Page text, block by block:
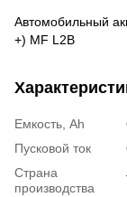
Автомобильный
+) MF L2B
Емкость, Ah
Пусковой ток
Страна
производства